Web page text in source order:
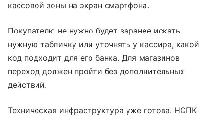
кассовой зоны на экран смартфона.
Покупателю не нужно будет заранее искать
нужную табличку или уточнять у кассира, какой
код подходит для его банка. Для магазинов
переход должен пройти без дополнительных
действий.
Техническая инфраструктура уже готова. НСПК